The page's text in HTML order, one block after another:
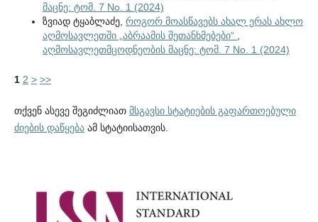
მაცნე: ტომ. 7 No. 1 (2024)
ზვიად ტყაბლაძე, როგორ მოასწავებს ახალ ერას ახლო
აღმოსავლეთში „აბრაამის შეთანხმებები“ ,
აღმოსავლეთმცოდნეობის მაცნე: ტომ. 7 No. 1 (2024)
1 2 > >>
თქვენ ასევე შეგიძლიათ მსგავსი სტატიების გაფართოებული
ძიების დაწყებაამ სტატიისათვის.